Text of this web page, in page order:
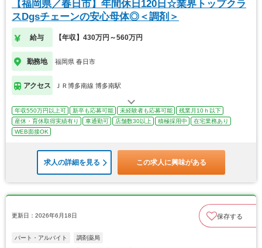
【福岡県／春日市】年間休日120日☆業界トップクラ
スDgsチェーンの安心母体◎＜調剤＞
給与 【年収】430万円～560万円
勤務地 福岡県 春日市
アクセス ＪＲ博多南線 博多南駅
年収550万円以上可 新卒も応募可能 未経験者も応募可能
残業月10ｈ以下
産休・育休取得実績有り
車通勤可 店舗数30以上 積極採用中
在宅業務あり
WEB面接OK
求人の詳細を見る この求人に興味がある
更新日：2026年6月18日 保存する
パート・アルバイト 調剤薬局